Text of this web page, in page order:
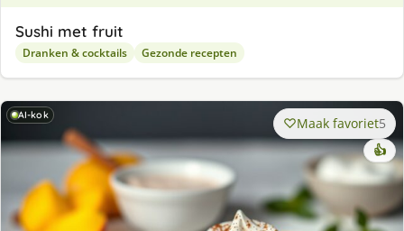
Sushi met fruit
Dranken & cocktails Gezonde recepten
AI-kok Maak favoriet5
👍